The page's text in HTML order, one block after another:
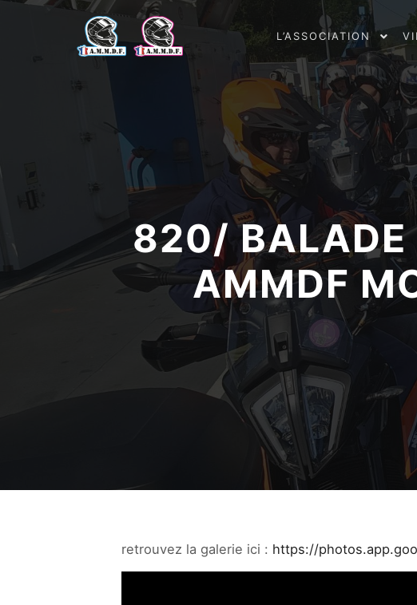
L’ASSOCIATION
820/ BALADE
AMMDF
retrouvez la galerie ici : https://